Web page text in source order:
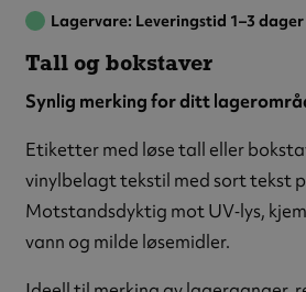
Lagervare: Leveringstid 1–3 dager
Tall og bokstaver
Synlig merking for ditt
Etiketter med løse tall eller
vinylbelagt tekstil med sort tekst
Motstandsdyktig mot UV‑lys,
vann og milde løsemidler.